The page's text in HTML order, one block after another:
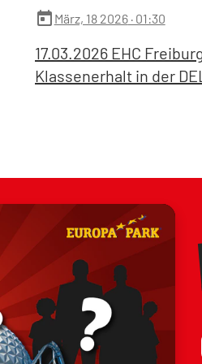
today März, 18 2026· 01:30
17.03.2026 EHC
Klassenerhalt in der